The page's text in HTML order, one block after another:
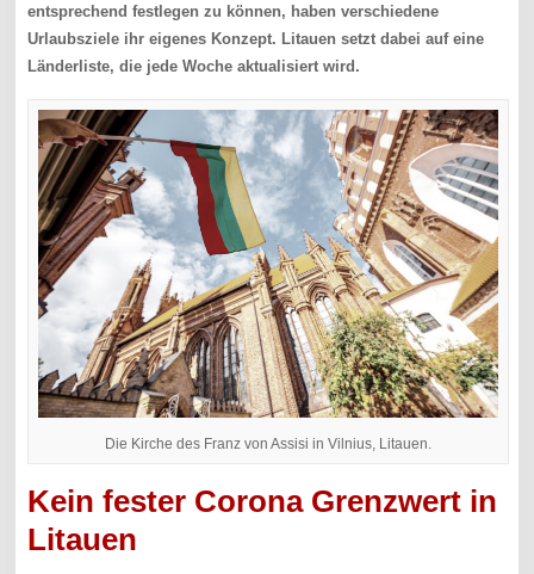
entsprechend festlegen zu können, haben verschiedene
Urlaubsziele ihr eigenes Konzept. Litauen setzt dabei auf eine
Länderliste, die jede Woche aktualisiert wird.
Die Kirche des Franz von Assisi in Vilnius, Litauen.
Kein fester Corona Grenzwert in
Litauen